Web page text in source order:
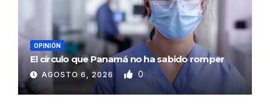
OPINIÓN
El círculo que Panamá no ha sabido romper
AGOSTO 6, 2026 0